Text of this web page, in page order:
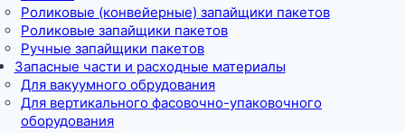
Роликовые (конвейерные) запайщики пакетов
Роликовые запайщики пакетов
Ручные запайщики пакетов
Запасные части и расходные материалы
Для вакуумного обрудования
Для вертикального фасовочно-упаковочного
оборудования